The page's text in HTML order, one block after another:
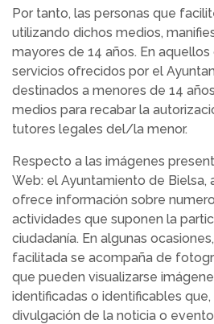
Por tanto, las personas que
utilizando dichos medios,
mayores de 14 años. En
servicios ofrecidos por el
destinados a menores de 14
medios para recabar la
tutores legales del/la menor.
Respecto a las imágenes
Web: el Ayuntamiento de Bielsa,
ofrece información sobre
actividades que suponen la
ciudadanía. En algunas
facilitada se acompaña de
que pueden visualizarse
identificadas o identificables
divulgación de la noticia o